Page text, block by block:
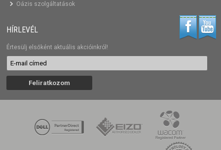
Oázis szolgáltatások
HÍRLEVÉL
Értesülj elsőként aktuális akcióinkról!